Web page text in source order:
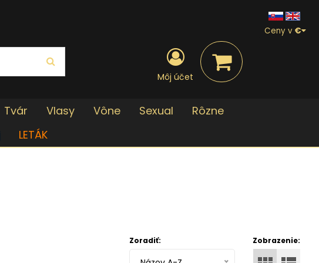
Môj účet
Ceny v €
Tvár Vlasy Vône Sexual
Rôzne
LETÁK
Zobrazenie:
Zoradiť: